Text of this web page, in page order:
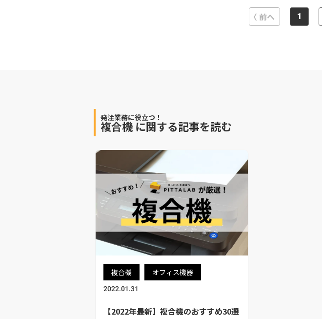
前へ 1
発注業務に役立つ！
複合機に関する記事を読む
複合機 オフィス機器
2022.01.31
【2022年最新】複合機のおすすめ30選